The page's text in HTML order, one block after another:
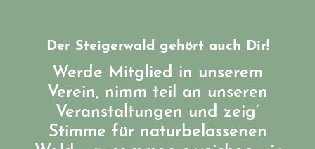
Der Steigerwald gehört auch Dir!
Werde Mitglied in unserem
Verein, nimm teil an unseren
Veranstaltungen und zeig’
Stimme für naturbelassenen